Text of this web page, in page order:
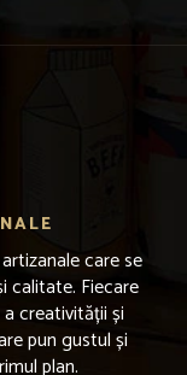
care se
calitate. Fiecare
creativității și
pun gustul și
plan.